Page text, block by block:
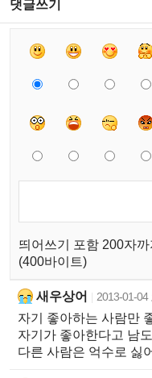
댓글쓰기
띄어쓰기 포함 200자
(400바이트)
새우상어 2013-01-04
자기 좋아하는 사람만
자기가 좋아한다고 남
다른 사람은 억수로 싫